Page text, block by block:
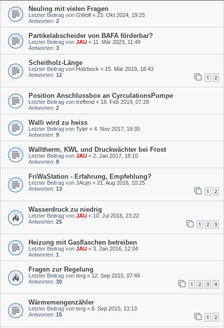
Neuling mit vielen Fragen
Letzter Beitrag von GWolf « 23. Okt 2024, 19:25
Antworten: 2
Partikelabscheider von BAFA förderbar?
Letzter Beitrag von JAU « 11. Mär 2023, 11:49
Antworten: 3
Scheitholz-Länge
Letzter Beitrag von Holzbock « 15. Mär 2019, 18:43
Antworten: 12 1 2
Position Anschlussbox an CyrculationsPumpe
Letzter Beitrag von treffend « 18. Feb 2019, 07:28
Antworten: 2
Walli wird zu heiss
Letzter Beitrag von Tyler « 4. Nov 2017, 19:35
Antworten: 9
Walltherm, KWL und Druckwächter bei Frost
Letzter Beitrag von JAU « 2. Jan 2017, 18:10
Antworten: 8
FriWaStation - Erfahrung, Empfehlung?
Letzter Beitrag von JAcjm « 21. Aug 2016, 10:25
Antworten: 13 1 2
Wasserdruck zu niedrig
Letzter Beitrag von JAU « 10. Jul 2016, 23:22
Antworten: 25 1 2 3
Heizung mit Gasflaschen betreiben
Letzter Beitrag von JAU « 3. Jan 2016, 12:04
Antworten: 1
Fragen zur Regelung
Letzter Beitrag von tsrg « 12. Sep 2015, 07:49
Antworten: 30 1 2 3 4
Wärmemengenzähler
Letzter Beitrag von tsrg « 6. Sep 2015, 13:13
Antworten: 15 1 2